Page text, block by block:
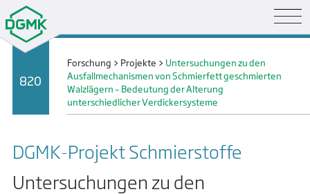
820
Forschung > Projekte > Untersuchungen zu den
Ausfallmechanismen von Schmierfett geschmierten
Walzlägern – Bedeutung der Alterung
unterschiedlicher Verdickersysteme
DGMK-Projekt Schmier­stoffe
Untersuchungen zu den